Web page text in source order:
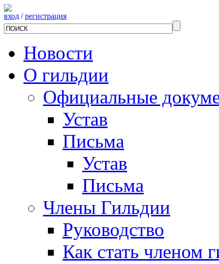
вход /регистрация
Новости
О гильдии
Официальные
Устав
Письма
Устав
Письма
Члены Гильдии
Руководство
Как стать членом